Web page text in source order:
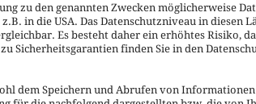
zu den genannten Zwecken möglicherweise
in die USA. Das Datenschutzniveau in diesen
Es besteht daher ein erhöhtes Risiko,
Sicherheitsgarantien finden Sie in den
dem Speichern und Abrufen von